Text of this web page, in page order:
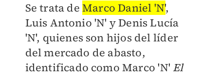
Se trata de Marco Daniel 'N',
Luis Antonio 'N' y Denis Lucía
'N', quienes son hijos del líder
del mercado de abasto,
identificado como Marco 'N' El